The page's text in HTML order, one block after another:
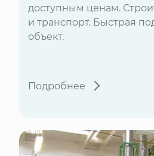
доступным ценам.
и транспорт. Быстрая
объект.
Подробнее